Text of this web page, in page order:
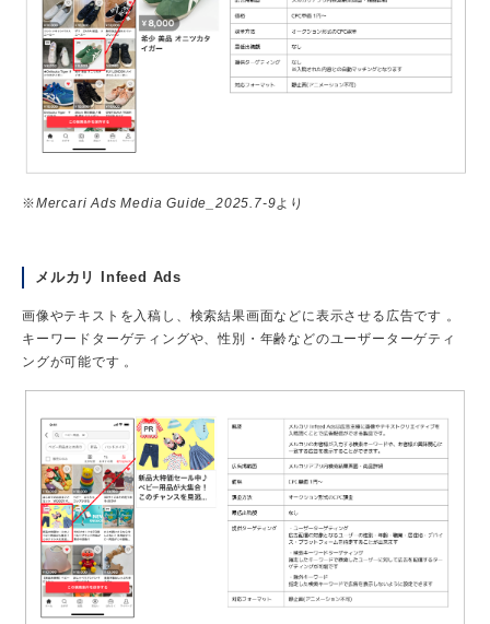
※Mercari Ads Media Guide_2025.7-9より
メルカリ Infeed Ads
画像やテキストを入稿し、検索結果画面などに表示させる広告です 。
キーワードターゲティングや、性別・年齢などのユーザーターゲティ
ングが可能です 。